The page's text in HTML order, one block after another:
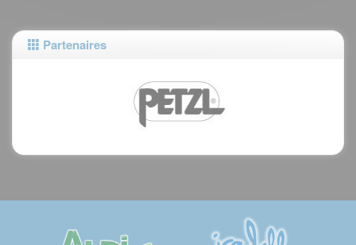
Partenaires